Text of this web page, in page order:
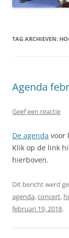
TAG ARCHIEVEN:
Agenda
Geef een reactie
De agenda voor
Klik op de link
hierboven.
Dit bericht werd
agenda,concert,
februari 19, 2018.